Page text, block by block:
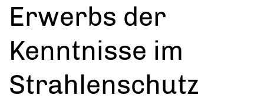
Erwerbs der
Kenntnisse im
Strahlenschutz